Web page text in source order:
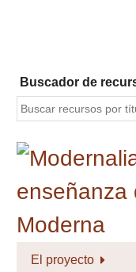
Buscador de
El proyecto